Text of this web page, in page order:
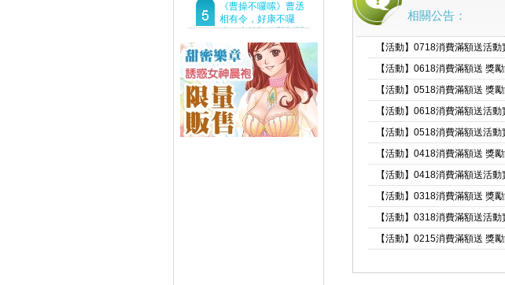
樓開啟 同步釋出最新
預告片
《曹操不囉嗦》曹丞
相有令，好康不囉
嗦！事前預約即刻開
相關公告：
【活動】0718消費滿額送活動
【活動】0618消費滿額送 獎
【活動】0518消費滿額送 獎
【活動】0618消費滿額送活動
【活動】0518消費滿額送活動
【活動】0418消費滿額送 獎
【活動】0418消費滿額送活動
【活動】0318消費滿額送 獎
【活動】0318消費滿額送活動
【活動】0215消費滿額送 獎